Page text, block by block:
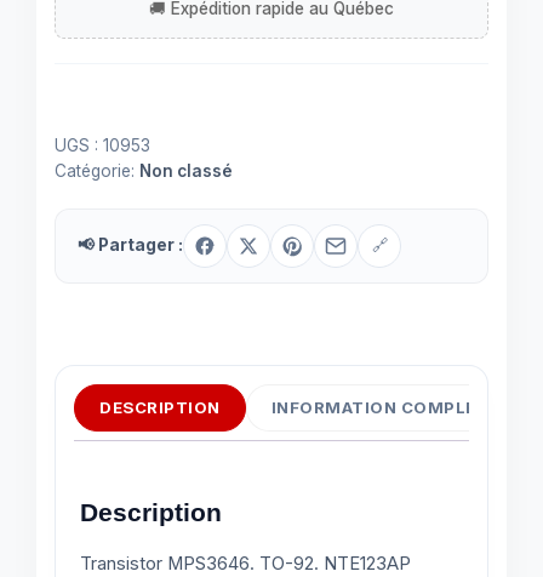
UGS : 10953
Catégorie: Non classé
📢 Partager : 🔗
DESCRIPTION INFORMATION
Description
Transistor MPS3646. TO-92. NTE123AP